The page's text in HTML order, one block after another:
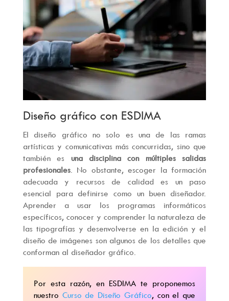
Diseño gráfico con ESDIMA
El diseño gráfico no solo es una de las ramas
artísticas y comunicativas más concurridas, sino que
también es una disciplina con múltiples salidas
profesionales. No obstante, escoger la formación
adecuada y recursos de calidad es un paso
esencial para definirse como un buen diseñador.
Aprender a usar los programas informáticos
específicos, conocer y comprender la naturaleza de
las tipografías y desenvolverse en la edición y el
diseño de imágenes son algunos de los detalles que
conforman al diseñador gráfico.
Por esta razón, en ESDIMA te proponemos
nuestro Curso de Diseño Gráfico, con el que